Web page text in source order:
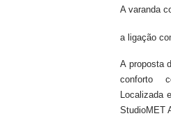
A varanda
a ligação
A proposta
conforto
Localizada
StudioMET